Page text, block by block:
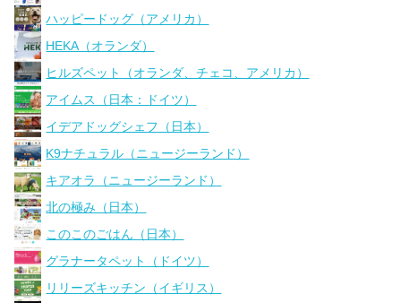
ハッピードッグ（アメリカ）
HEKA（オランダ）
ヒルズペット（オランダ、チェコ、アメリカ）
アイムス（日本：ドイツ）
イデアドッグシェフ（日本）
K9ナチュラル（ニュージーランド）
キアオラ（ニュージーランド）
北の極み（日本）
このこのごはん（日本）
グラナータペット（ドイツ）
リリーズキッチン（イギリス）